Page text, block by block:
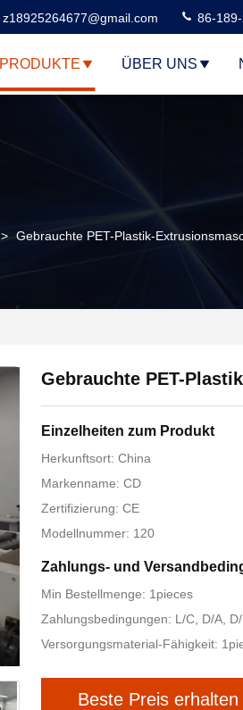
z18925264677@gmail.com 86-
PRODUKTE ÜBER UNS
> Gebrauchte PET-Plastik-
Gebrauchte PET-
Einzelheiten zum Produkt
Herkunftsort: China
Markenname: CD
Zertifizierung: CE
Modellnummer: 120
Zahlungs- und
Min Bestellmenge: 1pieces
Zahlungsbedingungen: L/C, D/A,
Versorgungsmaterial-Fähigkeit:
Beste Preis erhalten